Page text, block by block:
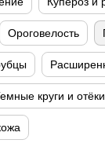
Ороговелость
круги и отёки